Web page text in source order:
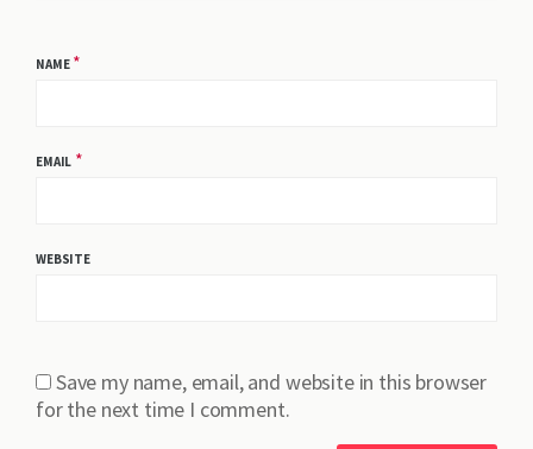
NAME *
EMAIL *
WEBSITE
Save my name, email, and website in this browser
for the next time I comment.